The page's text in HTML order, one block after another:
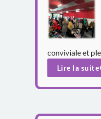
conviviale et
Lire la suite